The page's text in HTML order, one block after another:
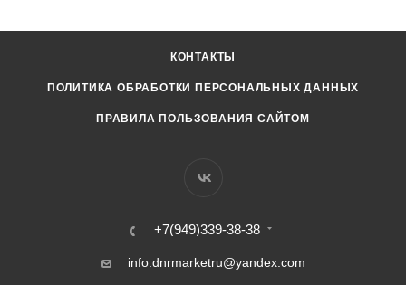
КОНТАКТЫ
ПОЛИТИКА ОБРАБОТКИ ПЕРСОНАЛЬНЫХ ДАННЫХ
ПРАВИЛА ПОЛЬЗОВАНИЯ САЙТОМ
+7(949)339-38-38
info.dnrmarketru@yandex.com